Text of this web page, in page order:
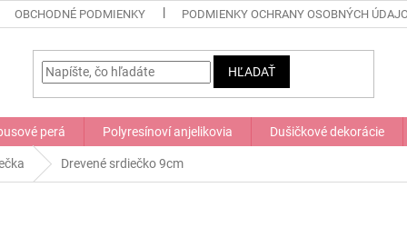
OBCHODNÉ PODMIENKY PODMIENKY OCHRANY OSOBNÝCH
HĽADAŤ
perá Polyresínoví anjelikovia Dušičkové dekorácie
Drevené srdiečko 9cm